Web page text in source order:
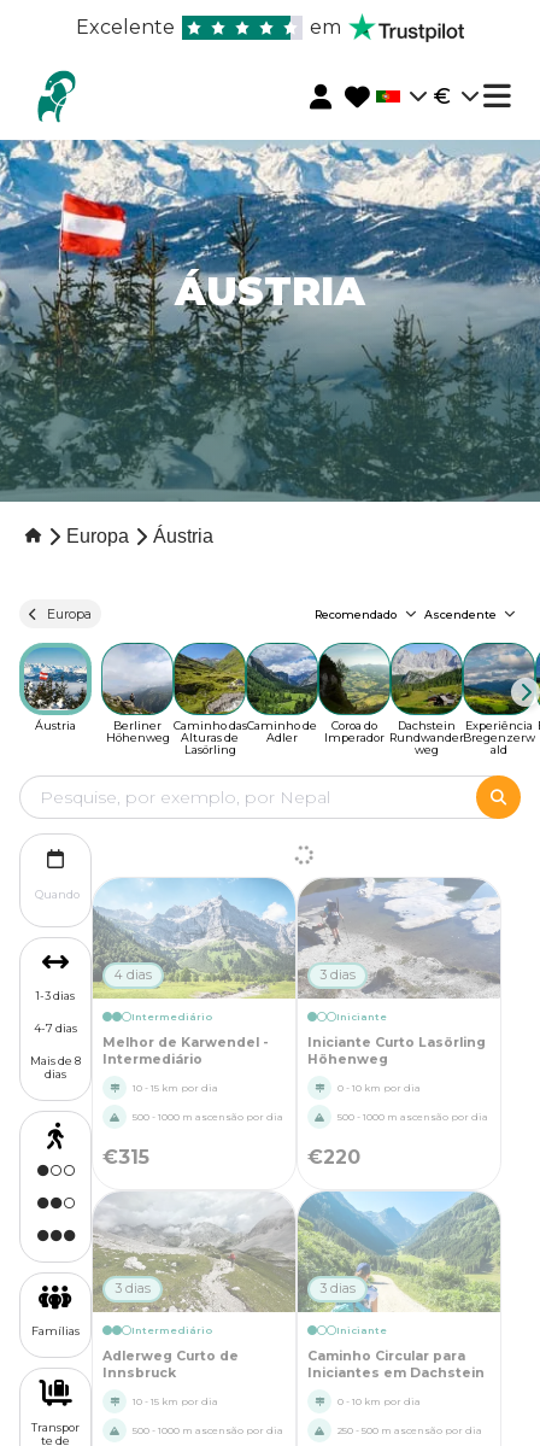
Excelente em
€
ÁUSTRIA
Europa Áustria
Europa Recomendado Ascendente
Áustria
Berliner
Höhenweg
Caminho das
Alturas de
Lasörling
Caminho de
Adler
Coroa do
Imperador
Dachstein
Rundwander
weg
Experiência
Bregenzerw
ald
Quando
1-3 dias
4-7 dias
Mais de 8
dias
Famílias
Transpor
te de
4 dias
Intermediário
Melhor de Karwendel -
Intermediário
10 - 15 km por dia
500 - 1000 m ascensão por dia
€315
3 dias
Iniciante
Iniciante Curto Lasörling
Höhenweg
0 - 10 km por dia
500 - 1000 m ascensão por dia
€220
3 dias
Intermediário
Adlerweg Curto de
Innsbruck
10 - 15 km por dia
500 - 1000 m ascensão por dia
3 dias
Iniciante
Caminho Circular para
Iniciantes em Dachstein
0 - 10 km por dia
250 - 500 m ascensão por dia